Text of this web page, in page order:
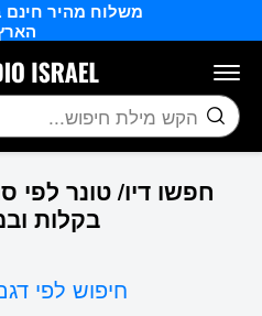
משלוח מהיר חינם
חיפוש
חפשו דיו/ טונר
בקלות
חיפוש לפי